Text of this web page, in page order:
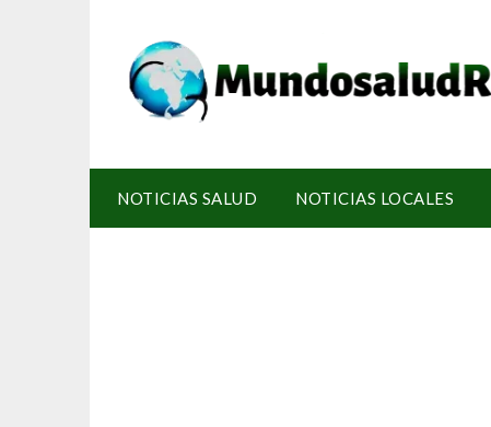
NOTICIAS SALUD NOTICIAS LOCALES